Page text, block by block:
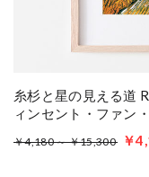
糸杉と星の見える道
ィンセント・ファン
￥4,180 ～ ￥15,300 ￥